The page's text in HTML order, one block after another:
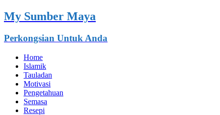
My Sumber Maya
Perkongsian Untuk Anda
Home
Islamik
Tauladan
Motivasi
Pengetahuan
Semasa
Resepi